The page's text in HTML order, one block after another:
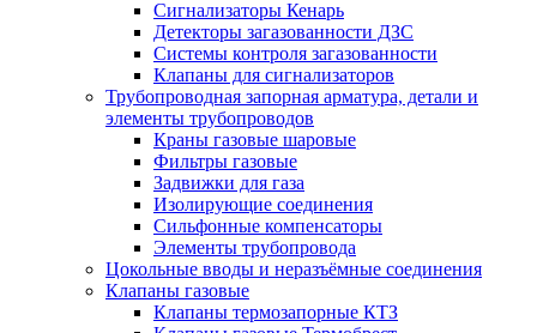
Сигнализаторы Кенарь
Детекторы загазованности ДЗС
Системы контроля загазованности
Клапаны для сигнализаторов
Трубопроводная запорная арматура, детали и
элементы трубопроводов
Краны газовые шаровые
Фильтры газовые
Задвижки для газа
Изолирующие соединения
Сильфонные компенсаторы
Элементы трубопровода
Цокольные вводы и неразъёмные соединения
Клапаны газовые
Клапаны термозапорные КТЗ